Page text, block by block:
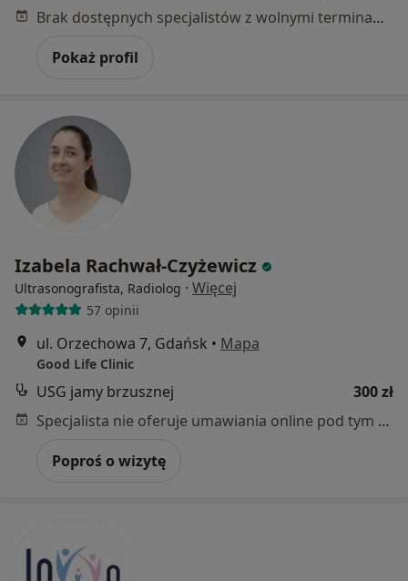
Brak dostępnych specjalistów z wolnymi terminami w tym centrum medycznym.
Pokaż profil
Izabela Rachwał-Czyżewicz
Ultrasonografista, Radiolog · Więcej
57 opinii
ul. Orzechowa 7, Gdańsk • Mapa
Good Life Clinic
USG jamy brzusznej
300 zł
Specjalista nie oferuje umawiania online pod tym adresem.
Poproś o wizytę